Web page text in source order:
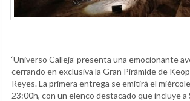
‘Universo Calleja’ presenta una emocionante
cerrando en exclusiva la Gran Pirámide de
Reyes. La primera entrega se emitirá el
23:00h, con un elenco destacado que incluye a